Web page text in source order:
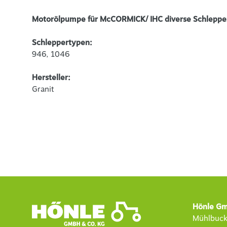
Motorölpumpe für McCORMICK/ IHC diverse
Schleppertypen:
946, 1046
Hersteller:
Granit
Hönle